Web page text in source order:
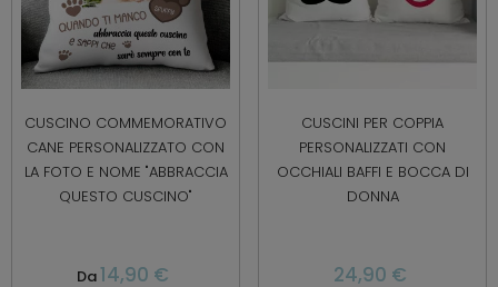
CUSCINO COMMEMORATIVO
CANE PERSONALIZZATO CON
LA FOTO E NOME "ABBRACCIA
QUESTO CUSCINO"
Da14,90 €
CUSCINI PER COPPIA
PERSONALIZZATI CON
OCCHIALI BAFFI E BOCCA DI
DONNA
24,90 €